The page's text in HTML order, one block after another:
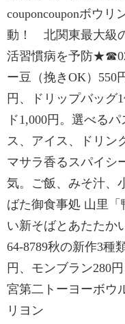
couponcouponボウ
動！ 北関東最大級
活習慣病を予防
ー豆（挽きOK）550
円、ドリップバッグ
ド1,000円。選べる
ス、アイス、ドリン
マサラ香るスパイシ
気。ご飯、みそ汁、
ばた御食事処 山里「
い新そばとあたたか
64-8789秋の新作3
円、モンブラン280
宮第二トーヨーボウ
リヨン